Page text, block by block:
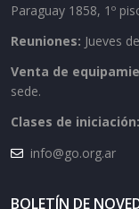
Paraguay 1858, 1º
Reuniones: Jueves
Venta de
sede.
Clases de iniciación:
info@go.org.ar
BOLETÍN DE